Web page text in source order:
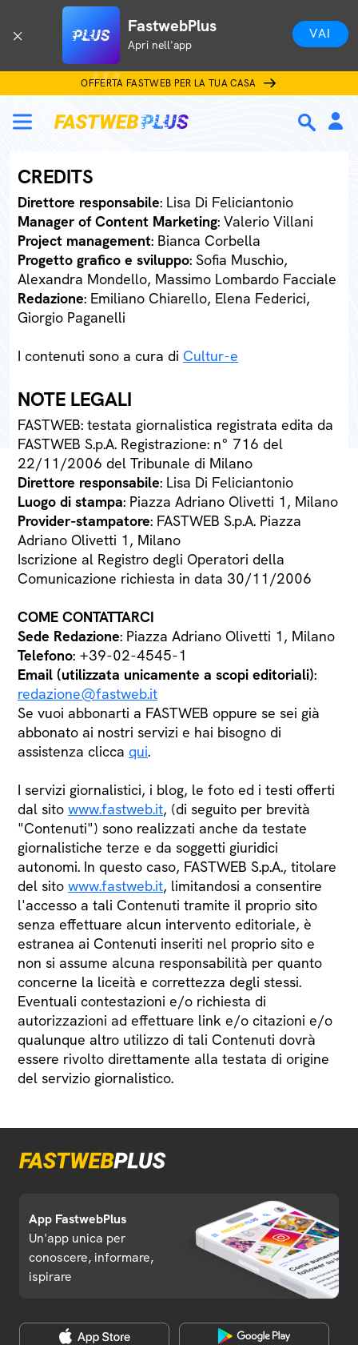
FastwebPlus
Apri nell'app
VAI
OFFERTA FASTWEB PER LA TUA CASA
CREDITS
Direttore responsabile: Lisa Di Feliciantonio
Manager of Content Marketing: Valerio Villani
Project management: Bianca Corbella
Progetto grafico e sviluppo: Sofia Muschio,
Alexandra Mondello, Massimo Lombardo Facciale
Redazione: Emiliano Chiarello, Elena Federici,
Giorgio Paganelli
I contenuti sono a cura di Cultur-e
NOTE LEGALI
FASTWEB: testata giornalistica registrata edita da
FASTWEB S.p.A. Registrazione: n° 716 del
22/11/2006 del Tribunale di Milano
Direttore responsabile: Lisa Di Feliciantonio
Luogo di stampa: Piazza Adriano Olivetti 1, Milano
Provider-stampatore: FASTWEB S.p.A. Piazza
Adriano Olivetti 1, Milano
Iscrizione al Registro degli Operatori della
Comunicazione richiesta in data 30/11/2006
COME CONTATTARCI
Sede Redazione: Piazza Adriano Olivetti 1, Milano
Telefono: +39-02-4545-1
Email (utilizzata unicamente a scopi editoriali):
redazione@fastweb.it
Se vuoi abbonarti a FASTWEB oppure se sei già
abbonato ai nostri servizi e hai bisogno di
assistenza clicca qui.
I servizi giornalistici, i blog, le foto ed i testi offerti
dal sito www.fastweb.it, (di seguito per brevità
"Contenuti") sono realizzati anche da testate
giornalistiche terze e da soggetti giuridici
autonomi. In questo caso, FASTWEB S.p.A., titolare
del sito www.fastweb.it, limitandosi a consentire
l'accesso a tali Contenuti tramite il proprio sito
senza effettuare alcun intervento editoriale, è
estranea ai Contenuti inseriti nel proprio sito e
non si assume alcuna responsabilità per quanto
concerne la liceità e correttezza degli stessi.
Eventuali contestazioni e/o richiesta di
autorizzazioni ad effettuare link e/o citazioni e/o
qualunque altro utilizzo di tali Contenuti dovrà
essere rivolto direttamente alla testata di origine
del servizio giornalistico.
App FastwebPlus
Un'app unica per
conoscere, informare,
ispirare